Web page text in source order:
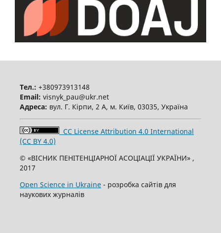
Тел.: +380973913148
Email: visnyk_pau@ukr.net
Адреса: вул. Г. Кірпи, 2 А, м. Київ, 03035, Україна
CC License Attribution 4.0 International
(CC BY 4.0)
© «ВІСНИК ПЕНІТЕНЦІАРНОЇ АСОЦІАЦІЇ УКРАЇНИ» ,
2017
Open Science in Ukraine- розробка сайтів для
наукових журналів